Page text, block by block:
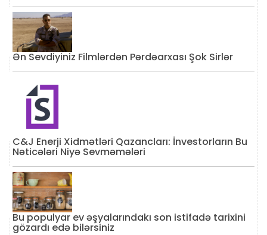
Ən Sevdiyiniz Filmlərdən Pərdəarxası Şok Sirlər
C&J Enerji Xidmətləri Qazancları: İnvestorların Bu
Nəticələri Niyə Sevməmələri
Bu populyar ev əşyalarındakı son istifadə tarixini
gözardı edə bilərsiniz